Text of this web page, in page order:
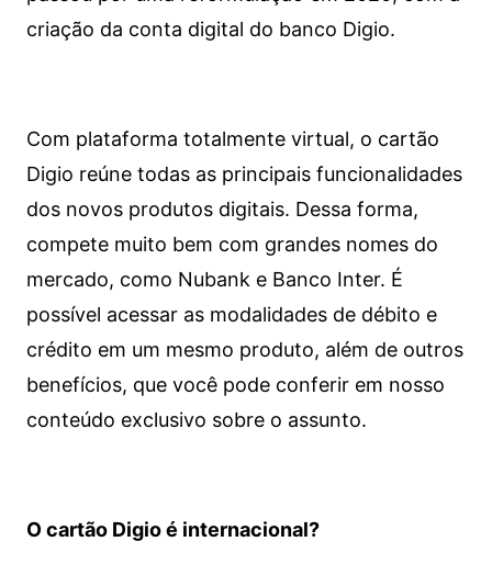
criação da conta digital do banco Digio.
Com plataforma totalmente virtual, o cartão
Digio reúne todas as principais funcionalidades
dos novos produtos digitais. Dessa forma,
compete muito bem com grandes nomes do
mercado, como Nubank e Banco Inter. É
possível acessar as modalidades de débito e
crédito em um mesmo produto, além de outros
benefícios, que você pode conferir em nosso
conteúdo exclusivo sobre o assunto.
O cartão Digio é internacional?